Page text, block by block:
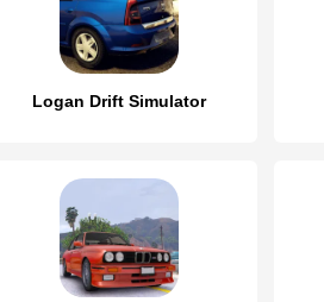
Logan Drift Simulator